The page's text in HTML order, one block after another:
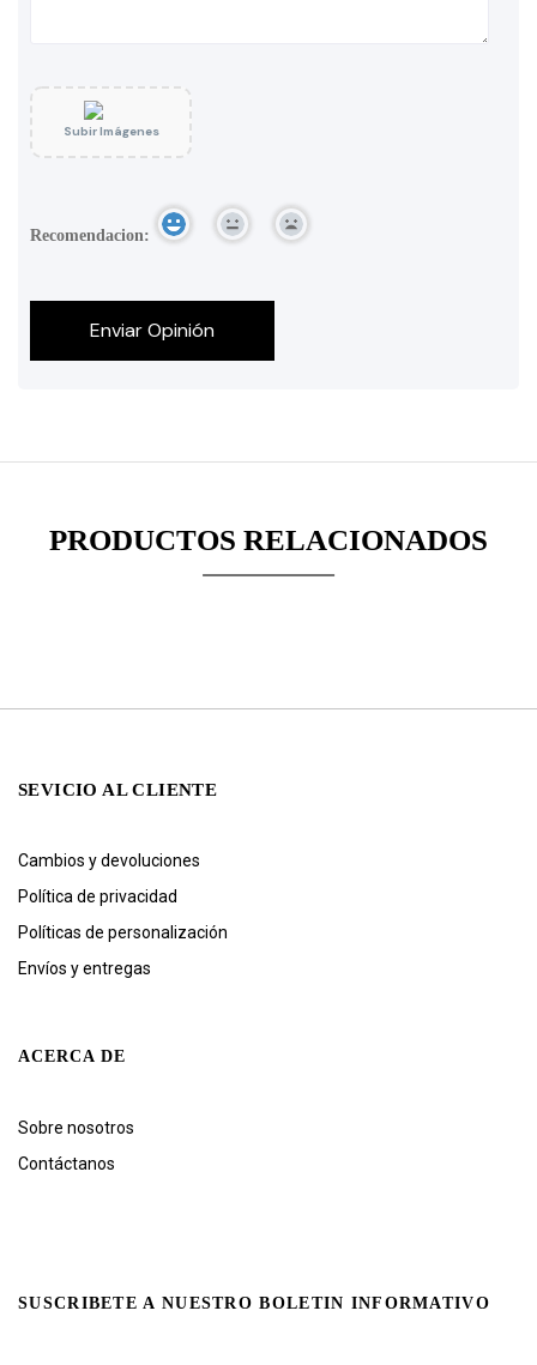
Subir Imágenes
Recomendacion:
PRODUCTOS RELACIONADOS
SEVICIO AL CLIENTE
Cambios y devoluciones
Política de privacidad
Políticas de personalización
Envíos y entregas
ACERCA DE
Sobre nosotros
Contáctanos
SUSCRIBETE A NUESTRO BOLETIN INFORMATIVO